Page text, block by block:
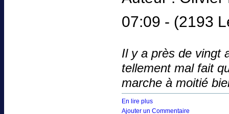
07:09 - (2193
Il y a près de vingt
tellement mal fait
marche à moitié
En lire plus
Ajouter un Commentaire